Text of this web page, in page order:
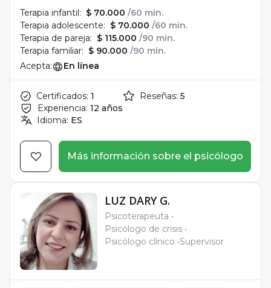
Terapia infantil: $ 70.000 /60 min.
Terapia adolescente: $ 70.000 /60 min.
Terapia de pareja: $ 115.000 /90 min.
Terapia familiar: $ 90.000 /90 min.
Acepta:
En línea
Certificados: 1
Experiencia: 12 años
Idioma: ES
Reseñas: 5
Más información sobre el psicólogo
LUZ DARY G.
Psicoterapeuta
Psicólogo de crisis
Psicólogo clínico Supervisor